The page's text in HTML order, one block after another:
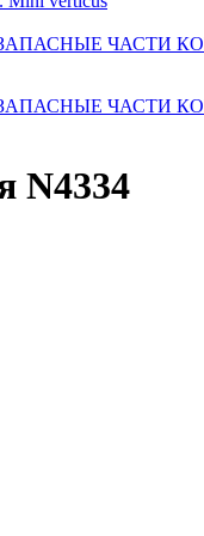
ЧАСТИ
ЧАСТИ
N4334